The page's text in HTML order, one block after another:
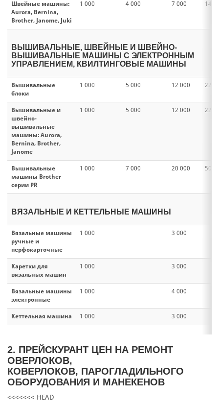
Швейные машины:
Aurora, Bernina,
Brother, Janome, Juki
1 000 4 000 7 000 14
ВЫШИВАЛЬНЫЕ, ШВЕЙНЫЕ И ШВЕЙНО-
ВЫШИВАЛЬНЫЕ МАШИНЫ С ЭЛЕКТРОННЫМ
УПРАВЛЕНИЕМ, КВИЛТИНГОВЫЕ МАШИНЫ
Вышивальные
блоки
1 000 5 000 12 000 22
Вышивальные и
швейно-
вышивальные
машины: Aurora,
Bernina, Brother,
Janome
1 000 5 000 12 000 22
Вышивальные
машины Brother
серии PR
1 000 7 000 20 000 50
ВЯЗАЛЬНЫЕ И КЕТТЕЛЬНЫЕ МАШИНЫ
Вязальные машины
ручные и
перфокарточные
1 000 3 000
Каретки для
вязальных машин
1 000 3 000
Вязальные машины
электронные
1 000 4 000
Кеттельная машина 1 000 3 000
2. ПРЕЙСКУРАНТ ЦЕН НА РЕМОНТ
ОВЕРЛОКОВ,
КОВЕРЛОКОВ, ПАРОГЛАДИЛЬНОГО
ОБОРУДОВАНИЯ И МАНЕКЕНОВ
<<<<<<< HEAD